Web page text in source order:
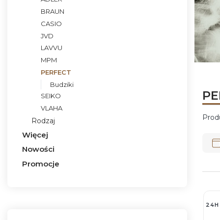
BRAUN
CASIO
JVD
LAVVU
MPM
PERFECT
Budziki
SEIKO
VLAHA
Rodzaj
Więcej
Nowości
Promocje
24H